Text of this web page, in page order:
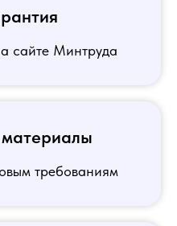
сайте Минтруда
требованиям